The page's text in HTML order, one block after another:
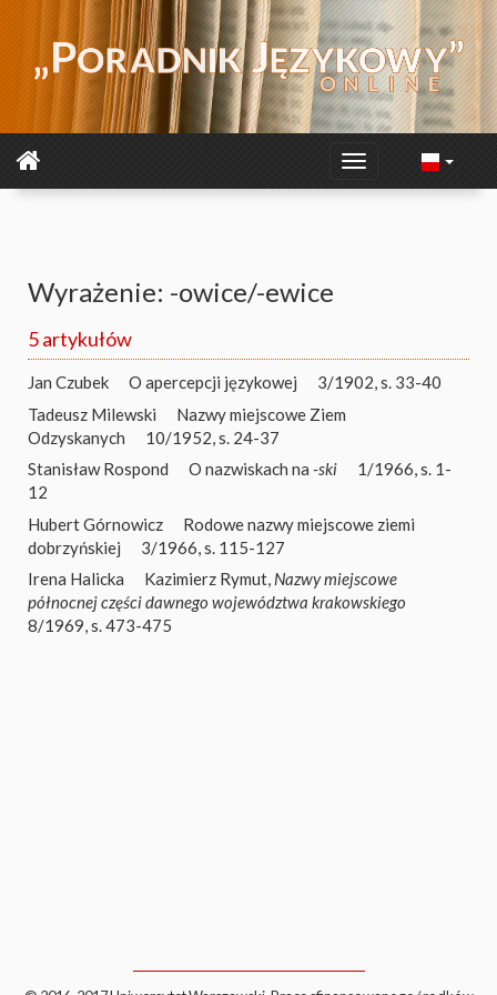
Wyrażenie: -owice/-ewice
5 artykułów
Jan Czubek O apercepcji językowej
3/1902, s. 33-40
Tadeusz Milewski
Nazwy miejscowe Ziem
Odzyskanych
10/1952, s. 24-37
Stanisław Rospond
O nazwiskach na -ski
1/1966, s. 1-
12
Hubert Górnowicz
Rodowe nazwy miejscowe ziemi
dobrzyńskiej
3/1966, s. 115-127
Irena Halicka
Kazimierz Rymut, Nazwy miejscowe
północnej części dawnego województwa krakowskiego
8/1969, s. 473-475